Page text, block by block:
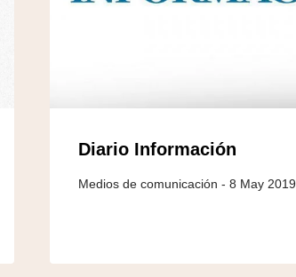
Diario Información
8 May 2019